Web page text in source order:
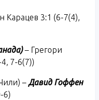
Карацев 3:1 (6-7(4),
– Грегори
7-6(7))
– Давид Гоффен
6)